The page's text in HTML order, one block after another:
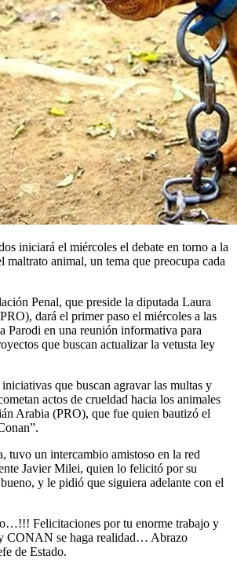
iniciará el miércoles el debate en torno a la
maltrato animal, un tema que preocupa cada
Penal, que preside la diputada Laura
dará el primer paso el miércoles a las
Parodi en una reunión informativa para
que buscan actualizar la vetusta ley
que buscan agravar las multas y
actos de crueldad hacia los animales
Arabia (PRO), que fue quien bautizó el
tuvo un intercambio amistoso en la red
Javier Milei, quien lo felicitó por su
y le pidió que siguiera adelante con el
Felicitaciones por tu enorme trabajo y
CONAN se haga realidad… Abrazo
de Estado.